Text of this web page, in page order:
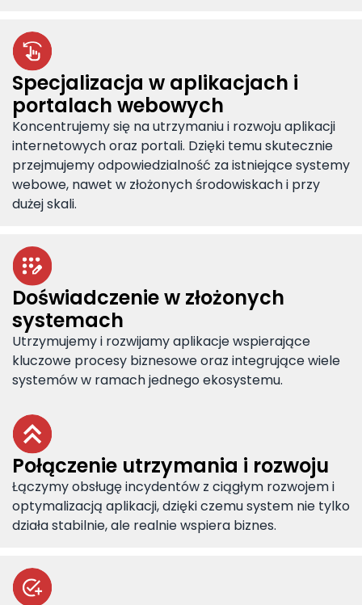
Specjalizacja w aplikacjach i
portalach webowych
Koncentrujemy się na utrzymaniu i rozwoju aplikacji
internetowych oraz portali. Dzięki temu skutecznie
przejmujemy odpowiedzialność za istniejące systemy
webowe, nawet w złożonych środowiskach i przy
dużej skali.
Doświadczenie w złożonych
systemach
Utrzymujemy i rozwijamy aplikacje wspierające
kluczowe procesy biznesowe oraz integrujące wiele
systemów w ramach jednego ekosystemu.
Połączenie utrzymania i rozwoju
Łączymy obsługę incydentów z ciągłym rozwojem i
optymalizacją aplikacji, dzięki czemu system nie tylko
działa stabilnie, ale realnie wspiera biznes.